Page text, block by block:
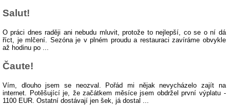
Salut!
O práci dnes raději ani nebudu mluvit, protože to nejlepší, co se o ní dá
říct, je mlčení. Sezóna je v plném proudu a restauraci zavíráme obvykle
až hodinu po ...
Čaute!
Vím, dlouho jsem se neozval. Pořád mi nějak nevycházelo zajít na
internet. Potěšující je, že začátkem měsíce jsem obdržel první výplatu -
1100 EUR. Ostatní dostávají jen šek, já dostal ...